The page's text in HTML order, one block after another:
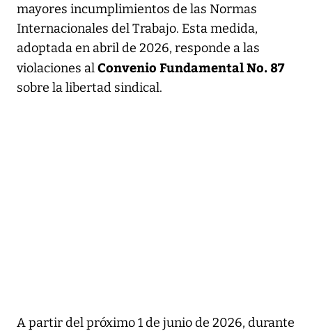
mayores incumplimientos de las Normas
Internacionales del Trabajo. Esta medida,
adoptada en abril de 2026, responde a las
violaciones alConvenio Fundamental No. 87
sobre la libertad sindical.
A partir del próximo 1 de junio de 2026, durante